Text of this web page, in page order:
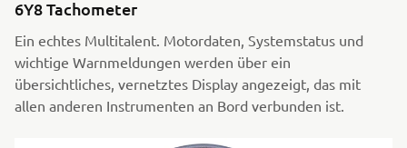
6Y8 Tachometer
Ein echtes Multitalent. Motordaten, Systemstatus und
wichtige Warnmeldungen werden über ein
übersichtliches, vernetztes Display angezeigt, das mit
allen anderen Instrumenten an Bord verbunden ist.